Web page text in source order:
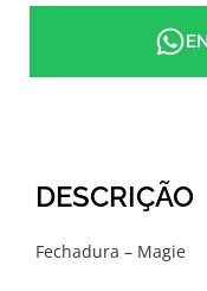
DESCRIÇÃO
Fechadura – Magie